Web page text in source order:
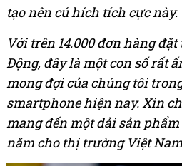
tạo nên cú hích tích cực này.
Với trên 14.000 đơn hàng
Động, đây là một con số rất
mong đợi của chúng tôi
smartphone hiện nay. Xin
mang đến một dải sản
năm cho thị trường Việt